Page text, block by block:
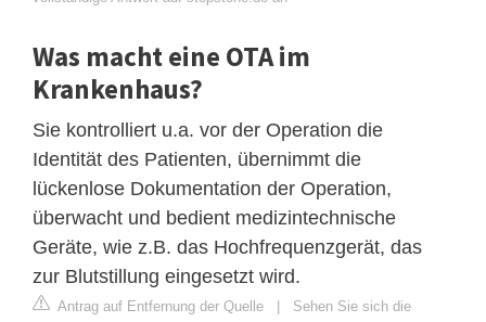
Was macht eine OTA im
Krankenhaus?
Sie kontrolliert u.a. vor der Operation die
Identität des Patienten, übernimmt die
lückenlose Dokumentation der Operation,
überwacht und bedient medizintechnische
Geräte, wie z.B. das Hochfrequenzgerät, das
zur Blutstillung eingesetzt wird.
Antrag auf Entfernung der Quelle | Sehen Sie sich die